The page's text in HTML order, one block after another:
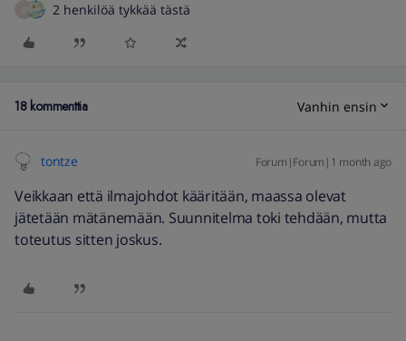
2 henkilöä tykkää tästä
18 kommenttia Vanhin ensin
tontze Forum|Forum|1 month ago
Veikkaan että ilmajohdot kääritään, maassa olevat
jätetään mätänemään. Suunnitelma toki tehdään, mutta
toteutus sitten joskus.